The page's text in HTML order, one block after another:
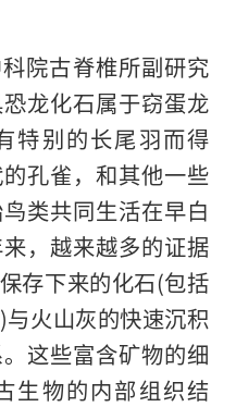
院古脊椎所副研究
龙化石属于窃蛋龙
特别的长尾羽而得
孔雀，和其他一些
类共同生活在早白
，越来越多的证据
存下来的化石(包括
火山灰的快速沉积
这些富含矿物的细
生物的内部组织结